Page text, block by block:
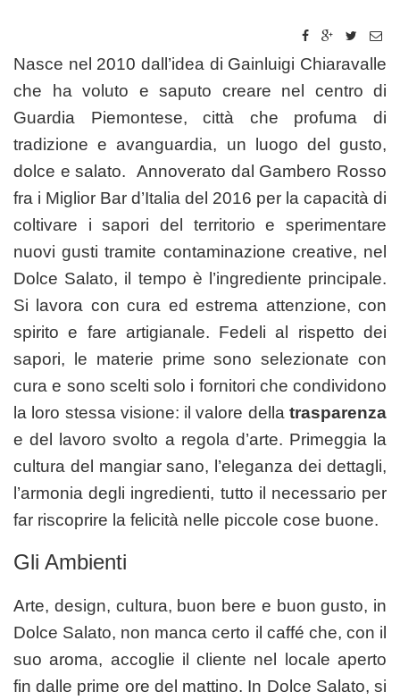
Nasce nel 2010 dall’idea di Gainluigi Chiaravalle
che ha voluto e saputo creare nel centro di
Guardia Piemontese, città che profuma di
tradizione e avanguardia, un luogo del gusto,
dolce e salato. Annoverato dal Gambero Rosso
fra i Miglior Bar d’Italia del 2016 per la capacità di
coltivare i sapori del territorio e sperimentare
nuovi gusti tramite contaminazione creative, nel
Dolce Salato, il tempo è l’ingrediente principale.
Si lavora con cura ed estrema attenzione, con
spirito e fare artigianale. Fedeli al rispetto dei
sapori, le materie prime sono selezionate con
cura e sono scelti solo i fornitori che condividono
la loro stessa visione: il valore della trasparenza
e del lavoro svolto a regola d’arte. Primeggia la
cultura del mangiar sano, l’eleganza dei dettagli,
l’armonia degli ingredienti, tutto il necessario per
far riscoprire la felicità nelle piccole cose buone.
Gli Ambienti
Arte, design, cultura, buon bere e buon gusto, in
Dolce Salato, non manca certo il caffé che, con il
suo aroma, accoglie il cliente nel locale aperto
fin dalle prime ore del mattino. In Dolce Salato, si